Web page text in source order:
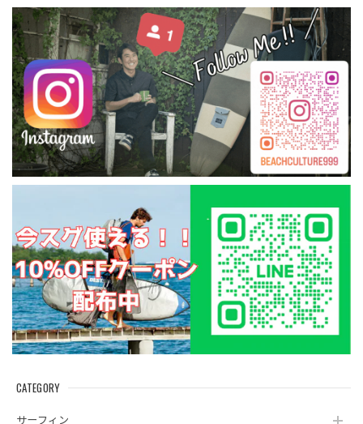
CATEGORY
サーフィン